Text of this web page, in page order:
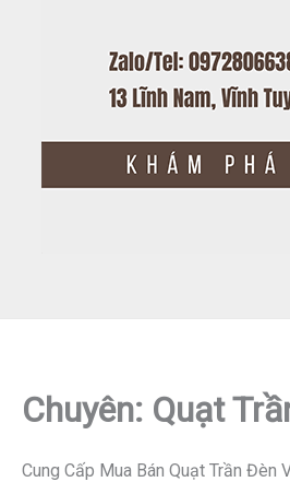
Chuyên: Quạt
Cung Cấp Mua Bán Quạt Trần Đèn